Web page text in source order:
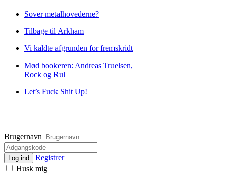
Sover metalhovederne?
Tilbage til Arkham
Vi kaldte afgrunden for fremskridt
Mød bookeren: Andreas Truelsen,
Rock og Rul
Let’s Fuck Shit Up!
Brugernavn
Log ind
Registrer
Husk mig